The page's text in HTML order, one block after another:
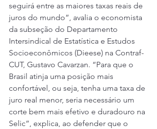
seguirá entre as maiores taxas reais de
juros do mundo”, avalia o economista
da subseção do Departamento
Intersindical de Estatística e Estudos
Socioeconômicos (Dieese) na Contraf-
CUT, Gustavo Cavarzan. “Para que o
Brasil atinja uma posição mais
confortável, ou seja, tenha uma taxa de
juro real menor, seria necessário um
corte bem mais efetivo e duradouro na
Selic”, explica, ao defender que o